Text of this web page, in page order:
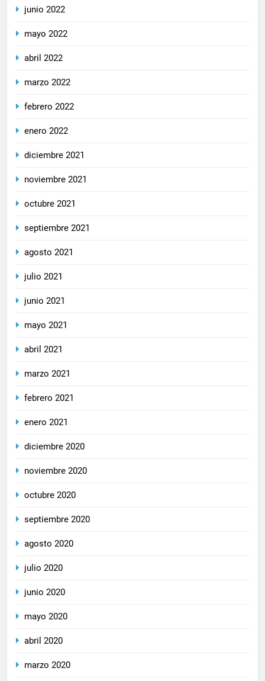
junio 2022
mayo 2022
abril 2022
marzo 2022
febrero 2022
enero 2022
diciembre 2021
noviembre 2021
octubre 2021
septiembre 2021
agosto 2021
julio 2021
junio 2021
mayo 2021
abril 2021
marzo 2021
febrero 2021
enero 2021
diciembre 2020
noviembre 2020
octubre 2020
septiembre 2020
agosto 2020
julio 2020
junio 2020
mayo 2020
abril 2020
marzo 2020